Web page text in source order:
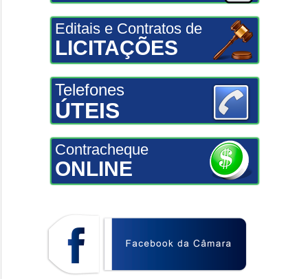
Editais e Contratos de
LICITAÇÕES
Telefones
ÚTEIS
Contracheque
ONLINE